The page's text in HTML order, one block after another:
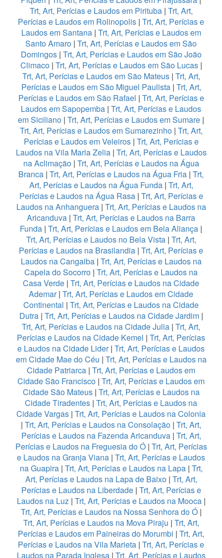
Trt, Art, Perícias e Laudos em Pirituba| Trt, Art,
Perícias e Laudos em Rolinopolis | Trt, Art, Perícias e
Laudos em Santana| Trt, Art, Perícias e Laudos em
Santo Amaro | Trt, Art, Perícias e Laudos em São
Domingos| Trt, Art, Perícias e Laudos em São João
Climaco| Trt, Art, Perícias e Laudos em São Lucas|
Trt, Art, Perícias e Laudos em São Mateus | Trt, Art,
Perícias e Laudos em São Miguel Paulista| Trt, Art,
Perícias e Laudos em São Rafael | Trt, Art, Perícias e
Laudos em Sapopemba | Trt, Art, Perícias e Laudos
em Siciliano | Trt, Art, Perícias e Laudos em Sumare |
Trt, Art, Perícias e Laudos em Sumarezinho| Trt, Art,
Perícias e Laudos em Veleiros| Trt, Art, Perícias e
Laudos na Vila Maria Zelia| Trt, Art, Perícias e Laudos
na Aclimação| Trt, Art, Perícias e Laudos na Água
Branca | Trt, Art, Perícias e Laudos na Água Fria | Trt,
Art, Perícias e Laudos na Água Funda| Trt, Art,
Perícias e Laudos na Água Rasa | Trt, Art, Perícias e
Laudos na Anhanguera| Trt, Art, Perícias e Laudos na
Aricanduva | Trt, Art, Perícias e Laudos na Barra
Funda | Trt, Art, Perícias e Laudos em Bela Aliança |
Trt, Art, Perícias e Laudos no Bela Vista| Trt, Art,
Perícias e Laudos na Brasilandia | Trt, Art, Perícias e
Laudos na Cangaiba| Trt, Art, Perícias e Laudos na
Capela do Socorro | Trt, Art, Perícias e Laudos na
Casa Verde | Trt, Art, Perícias e Laudos na Cidade
Ademar| Trt, Art, Perícias e Laudos em Cidade
Continental | Trt, Art, Perícias e Laudos na Cidade
Dutra | Trt, Art, Perícias e Laudos na Cidade Jardim|
Trt, Art, Perícias e Laudos na Cidade Julia | Trt, Art,
Perícias e Laudos na Cidade Kemel | Trt, Art, Perícias
e Laudos na Cidade Lider| Trt, Art, Perícias e Laudos
em Cidade Mae do Céu | Trt, Art, Perícias e Laudos na
Cidade Patriarca | Trt, Art, Perícias e Laudos em
Cidade São Francisco | Trt, Art, Perícias e Laudos em
Cidade São Mateus| Trt, Art, Perícias e Laudos na
Cidade Tiradentes | Trt, Art, Perícias e Laudos na
Cidade Vargas | Trt, Art, Perícias e Laudos na Colonia
| Trt, Art, Perícias e Laudos na Consolação | Trt, Art,
Perícias e Laudos na Fazenda Aricanduva| Trt, Art,
Perícias e Laudos na Freguesia do Ó| Trt, Art, Perícias
e Laudos na Granja Viana | Trt, Art, Perícias e Laudos
na Guapira| Trt, Art, Perícias e Laudos na Lapa| Trt,
Art, Perícias e Laudos na Lapa de Baixo | Trt, Art,
Perícias e Laudos na Liberdade | Trt, Art, Perícias e
Laudos na Luz| Trt, Art, Perícias e Laudos na Mooca|
Trt, Art, Perícias e Laudos na Nossa Senhora do Ó|
Trt, Art, Perícias e Laudos na Mova Piraju | Trt, Art,
Perícias e Laudos em Paineiras do Morumbi | Trt, Art,
Perícias e Laudos na Vila Marieta | Trt, Art, Perícias e
Laudos na Parada Inglesa | Trt, Art, Perícias e Laudos